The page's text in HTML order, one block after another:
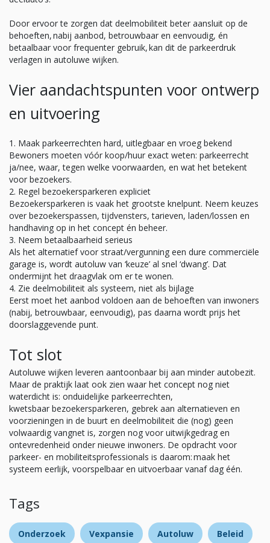
Door ervoor te zorgen dat deelmobiliteit beter aansluit op de
behoeften, nabij aanbod, betrouwbaar en eenvoudig, én
betaalbaar voor frequenter gebruik, kan dit de parkeerdruk
verlagen in autoluwe wijken.
Vier aandachtspunten voor ontwerp
en uitvoering
Maak parkeerrechten hard, uitlegbaar en vroeg bekend
Bewoners moeten vóór koop/huur exact weten: parkeerrecht
ja/nee, waar, tegen welke voorwaarden, en wat het betekent
voor bezoekers.
Regel bezoekersparkeren expliciet
Bezoekersparkeren is vaak het grootste knelpunt. Neem keuzes
over bezoekerspassen, tijdvensters, tarieven, laden/lossen en
handhaving op in het concept én beheer.
Neem betaalbaarheid serieus
Als het alternatief voor straat/vergunning een dure commerciële
garage is, wordt autoluw van ‘keuze’ al snel ‘dwang’. Dat
ondermijnt het draagvlak om er te wonen.
Zie deelmobiliteit als systeem, niet als bijlage
Eerst moet het aanbod voldoen aan de behoeften van inwoners
(nabij, betrouwbaar, eenvoudig), pas daarna wordt prijs het
doorslaggevende punt.
Tot slot
Autoluwe wijken leveren aantoonbaar bij aan minder autobezit.
Maar de praktijk laat ook zien waar het concept nog niet
waterdicht is: onduidelijke parkeerrechten,
kwetsbaar bezoekersparkeren, gebrek aan alternatieven en
voorzieningen in de buurt en deelmobiliteit die (nog) geen
volwaardig vangnet is, zorgen nog voor uitwijkgedrag en
ontevredenheid onder nieuwe inwoners. De opdracht voor
parkeer- en mobiliteitsprofessionals is daarom: maak het
systeem eerlijk, voorspelbaar en uitvoerbaar vanaf dag één.
Tags
Onderzoek Vexpansie Autoluw Beleid